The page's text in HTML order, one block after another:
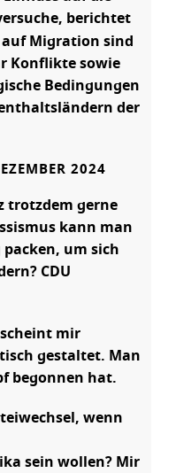
berichtet
Migration sind
Konflikte sowie
Bedingungen
der
2024
trotzdem gerne
kann man
um sich
CDU
mir
gestaltet. Man
begonnen hat.
wenn
sein wollen? Mir